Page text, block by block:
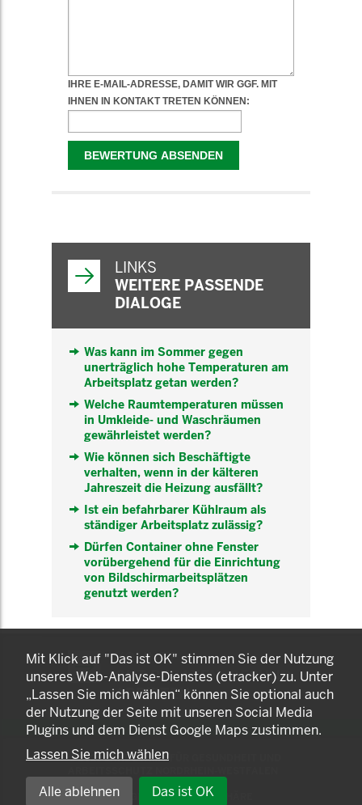
LINKS
WEITERE PASSENDE
DIALOGE
Was kann im Sommer gegen
unerträglich hohe Temperaturen am
Arbeitsplatz getan werden?
Welche Raumtemperaturen müssen
in Umkleide- und Waschräumen
gewährleistet werden?
Wie können sich Beschäftigte
verhalten, wenn in der kälteren
Jahreszeit die Heizung ausfällt?
Ist ein befahrbarer Kühlraum als
ständiger Arbeitsplatz zulässig?
Dürfen Container ohne Fenster
vorübergehend für die Einrichtung
von Bildschirmarbeitsplätzen
genutzt werden?
KOMNET
GUT BERATEN. GESUND
ARBEITEN.
© 2025 LANDESAMT FÜR GESUNDHEIT UND
EINSTELLUNGEN ZUR PRIVATSPHÄRE
Mit Klick auf "Das ist OK" stimmen Sie der Nutzung
unseres Web-Analyse-Dienstes (etracker) zu. Unter
„Lassen Sie mich wählen“ können Sie optional auch
der Nutzung der Seite mit unseren Social Media
Plugins und dem Dienst Google Maps zustimmen.
Lassen Sie mich wählen
Alle ablehnen Das ist OK